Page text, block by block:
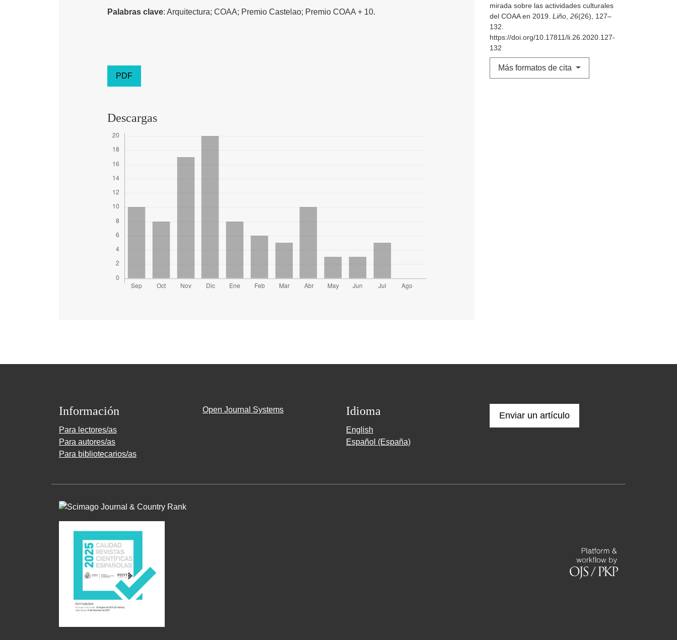
mirada sobre las actividades culturales
del COAA en 2019. Liño, 26(26), 127–
132.
https://doi.org/10.17811/li.26.2020.127-
132
Más formatos de cita
Palabras clave: Arquitectura; COAA; Premio Castelao; Premio COAA + 10.
PDF
Descargas
Información
Para lectores/as
Para autores/as
Para bibliotecarios/as
Open Journal Systems Idioma
English
Español (España)
Enviar un artículo